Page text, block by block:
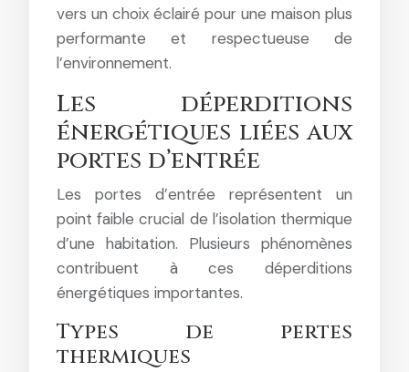
vers un choix éclairé pour une maison plus
performante et respectueuse de
l’environnement.
Les déperditions
énergétiques liées aux
portes d’entrée
Les portes d’entrée représentent un
point faible crucial de l’isolation thermique
d’une habitation. Plusieurs phénomènes
contribuent à ces déperditions
énergétiques importantes.
Types de pertes
thermiques